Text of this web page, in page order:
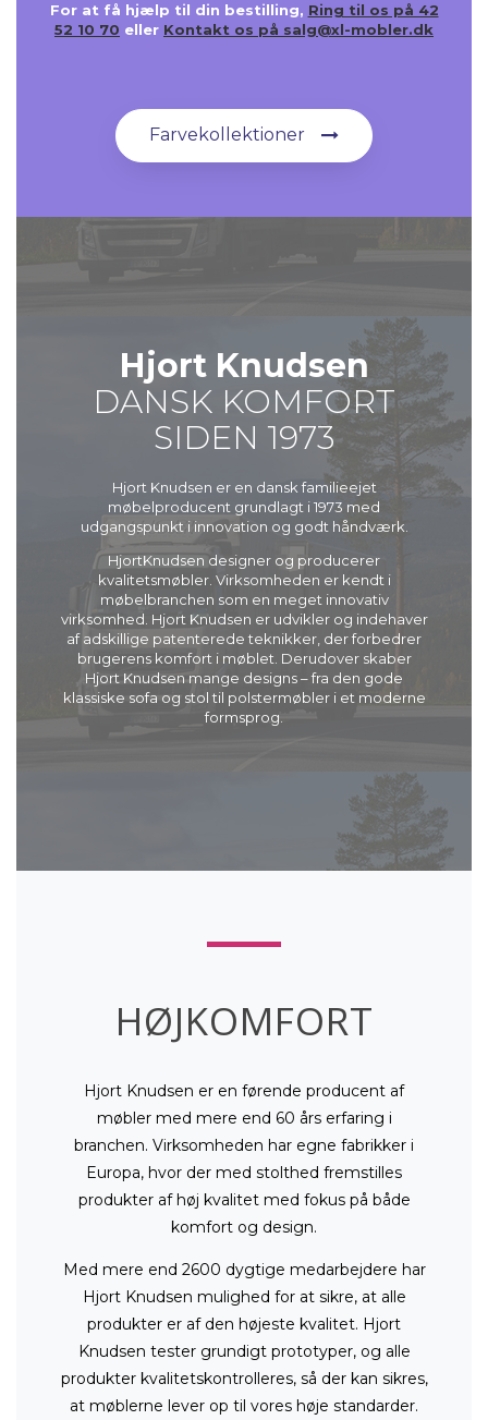
For at få hjælp til din bestilling, Ring til os på 42
52 10 70 eller Kontakt os på salg@xl-mobler.dk
Farvekollektioner
Hjort Knudsen
DANSK KOMFORT
SIDEN 1973
Hjort Knudsen er en dansk familieejet
møbelproducent grundlagt i 1973 med
udgangspunkt i innovation og godt håndværk.
HjortKnudsen designer og producerer
kvalitetsmøbler. Virksomheden er kendt i
møbelbranchen som en meget innovativ
virksomhed. Hjort Knudsen er udvikler og indehaver
af adskillige patenterede teknikker, der forbedrer
brugerens komfort i møblet. Derudover skaber
Hjort Knudsen mange designs – fra den gode
klassiske sofa og stol til polstermøbler i et moderne
formsprog.
HØJKOMFORT
Hjort Knudsen er en førende producent af
møbler med mere end 60 års erfaring i
branchen. Virksomheden har egne fabrikker i
Europa, hvor der med stolthed fremstilles
produkter af høj kvalitet med fokus på både
komfort og design.
Med mere end 2600 dygtige medarbejdere har
Hjort Knudsen mulighed for at sikre, at alle
produkter er af den højeste kvalitet. Hjort
Knudsen tester grundigt prototyper, og alle
produkter kvalitetskontrolleres, så der kan sikres,
at møblerne lever op til vores høje standarder.